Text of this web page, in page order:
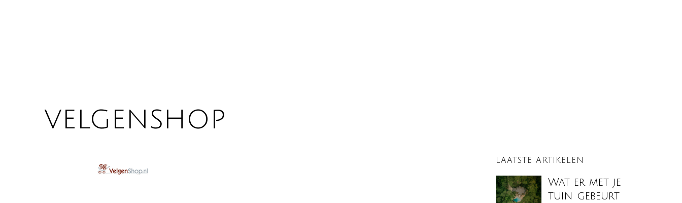
velgenshop
LAATSTE ARTIKELEN
Wat er met je
tuin gebeurt